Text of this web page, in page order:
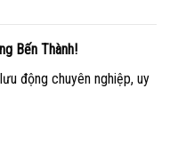
Bến Thành!
động chuyên nghiệp, uy